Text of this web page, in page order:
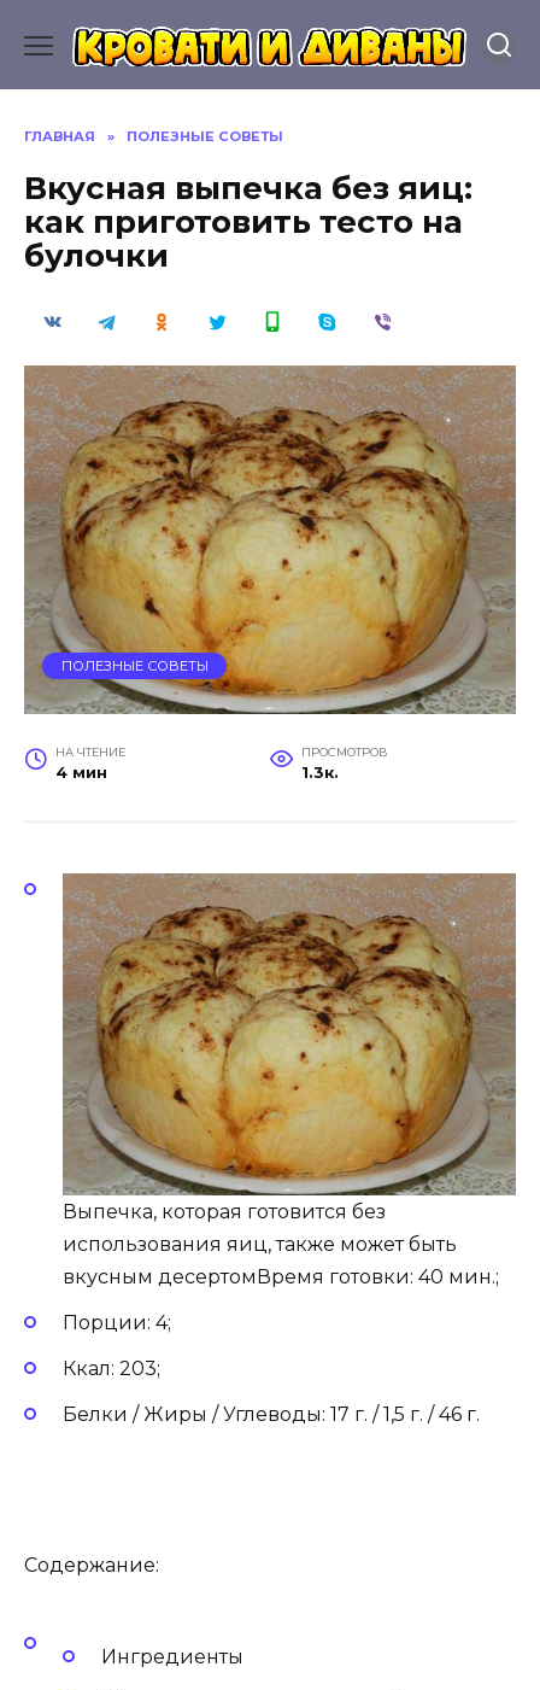
содержанию
ГЛАВНАЯ » ПОЛЕЗНЫЕ СОВЕТЫ
Вкусная выпечка без яиц:
как приготовить тесто на
булочки
ПОЛЕЗНЫЕ СОВЕТЫ
НА ЧТЕНИЕ
4 мин
ПРОСМОТРОВ
1.3к.
Выпечка, которая готовится без
использования яиц, также может быть
вкусным десертомВремя готовки: 40 мин.;
Порции: 4;
Ккал: 203;
Белки / Жиры / Углеводы: 17 г. / 1,5 г. / 46 г.
Содержание:
Ингредиенты